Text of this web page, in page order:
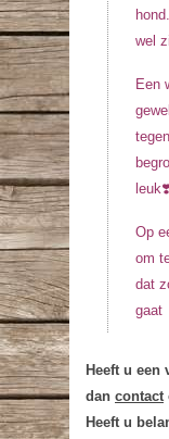
wel
Een
leuk❣️
Op
om
dat
gaat
Heeft u een
dan contact
Heeft u